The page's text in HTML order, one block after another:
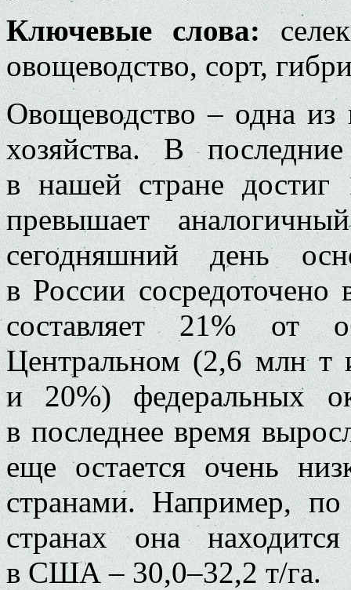
Ключевые слова:
овощеводство, сорт,
Овощеводство – одна из
хозяйства. В
в нашей стране
превышает
сегодняшний день
в России
составляет 21% от
Центральном (2,6 млн
и 20%) федеральных
в последнее время
еще остается очень
странами. Например,
странах она
в США – 30,0–32,2 т/га.